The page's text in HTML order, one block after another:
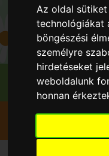
Az oldal
technológiákat
böngészési
személyre
hirdetéseket
weboldalunk
honnan
Szedd magad